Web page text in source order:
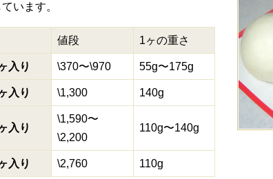
います。
値段 1ヶの重さ
入り \370〜\970 55g〜175g
入り \1,300 140g
入り
\1,590〜
\2,200
110g〜140g
入り \2,760 110g